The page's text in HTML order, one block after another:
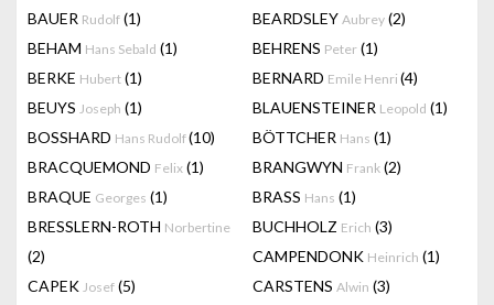
BAUER Rudolf (1) BEARDSLEY Aubrey (2)
BEHAM Hans Sebald (1) BEHRENS Peter (1)
BERKE Hubert (1) BERNARD Emile Henri (4)
BEUYS Joseph (1) BLAUENSTEINER Leopold (1)
BOSSHARD Hans Rudolf(10) BÖTTCHER Hans (1)
BRACQUEMOND Felix (1) BRANGWYN Frank (2)
BRAQUE Georges (1) BRASS Hans (1)
BRESSLERN-ROTH Norbertine
(2)
BUCHHOLZ Erich (3)
CAMPENDONK Heinrich (1)
CAPEK Josef (5) CARSTENS Alwin (3)